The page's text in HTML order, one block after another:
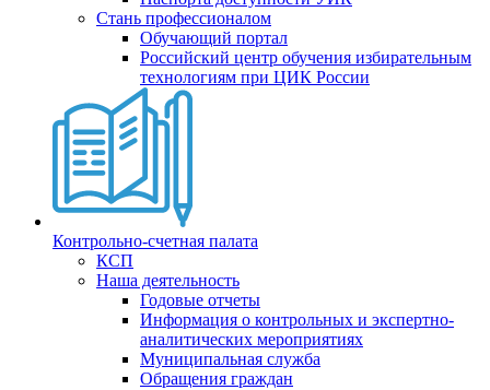
Стань профессионалом
Обучающий портал
Российский центр обучения избирательным
технологиям при ЦИК России
Контрольно-счетная палата
КСП
Наша деятельность
Годовые отчеты
Информация о контрольных и экспертно-
аналитических мероприятиях
Муниципальная служба
Обращения граждан